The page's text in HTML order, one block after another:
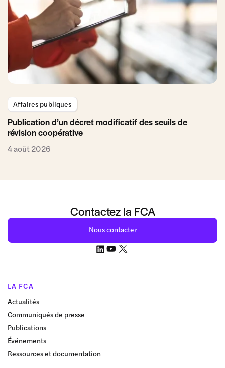
Affaires publiques
Publication d’un décret modificatif des seuils de
révision coopérative
4 août 2026
Contactez la FCA
Nous contacter
LA FCA
Actualités
Communiqués de presse
Publications
Événements
Ressources et documentation